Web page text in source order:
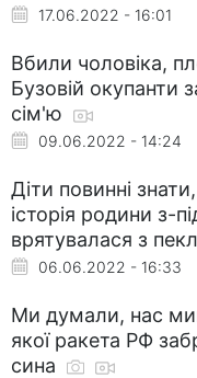
17.06.2022 - 16:01
Вбили чоловіка,
Бузовій окупанти
сім'ю
09.06.2022 - 14:24
Діти повинні
історія родини з-
врятувалася з
06.06.2022 - 16:33
Ми думали, нас
якої ракета РФ
сина